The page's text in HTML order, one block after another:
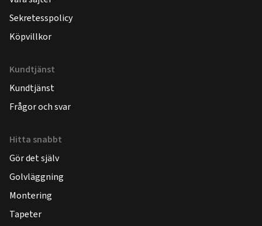
Sekretesspolicy
Köpvillkor
Kundtjänst
Kundtjänst
Frågor och svar
Hitta snabbt
Gör det själv
Golvläggning
Montering
Tapeter